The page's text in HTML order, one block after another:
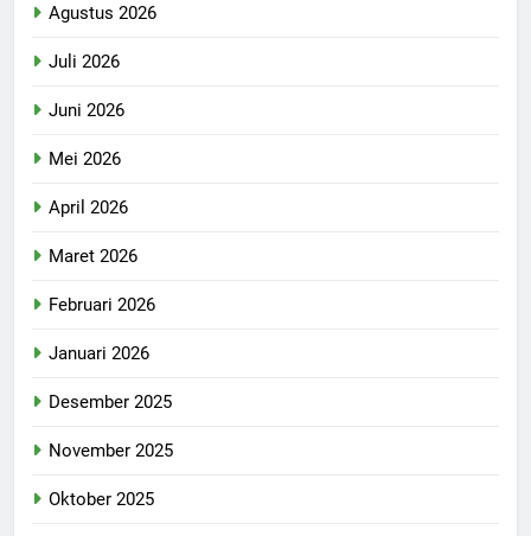
Agustus 2026
Juli 2026
Juni 2026
Mei 2026
April 2026
Maret 2026
Februari 2026
Januari 2026
Desember 2025
November 2025
Oktober 2025